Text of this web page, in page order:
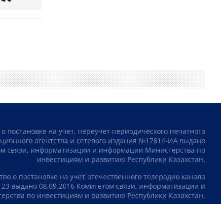
постановке на учет, переучет периодического печатного
агентства и сетевого издания №17614-ИА выдано
связи, информатизации и информации Министерства по
инвестициям и развитию Республики Казахстан.
о постановке на учет отечественного телерадио канала
выдано 08.09.2016 Комитетом связи, информатизации и
по инвестициям и развитию Республики Казахстан.